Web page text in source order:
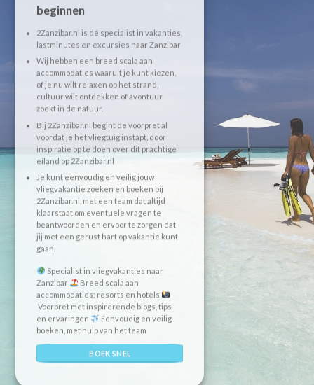
beginnen
2Zanzibar.nl is dé specialist in vakanties,
lastminutes en excursies naar Zanzibar
Wij hebben een breed scala aan
accommodaties waaruit je kunt kiezen,
of je nu wilt relaxen op het strand,
cultuur wilt ontdekken of avontuur
zoekt in de natuur.
Bij 2Zanzibar.nl begint de voorpret al
voordat je het vliegtuig instapt, door
inspiratie op te doen over dit prachtige
eiland op 2Zanzibar.nl
Je kunt eenvoudig en veilig jouw
vliegvakantie zoeken en boeken bij
2Zanzibar.nl, met een team dat altijd
klaarstaat om eventuele vragen te
beantwoorden en ervoor te zorgen dat
jij met een gerust hart op vakantie kunt
gaan.
Specialist in vliegvakanties naar
Zanzibar
Breed scala aan
accommodaties: resorts en hotels
Voorpret met inspirerende blogs, tips
en ervaringen
Eenvoudig en veilig
boeken, met hulp van het team
BOEK SNEL